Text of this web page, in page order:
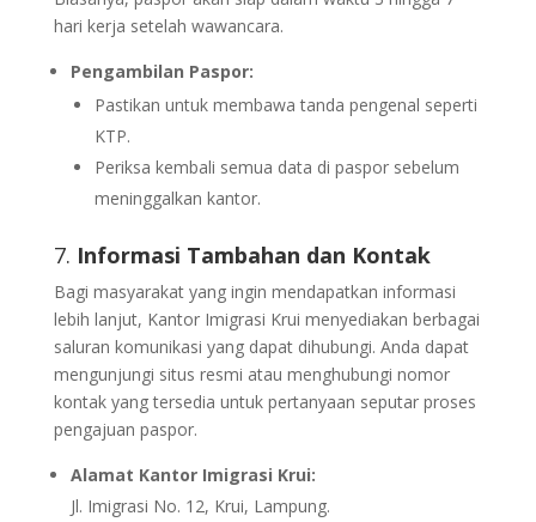
hari kerja setelah wawancara.
Pengambilan Paspor:
Pastikan untuk membawa tanda pengenal seperti
KTP.
Periksa kembali semua data di paspor sebelum
meninggalkan kantor.
7. Informasi Tambahan dan Kontak
Bagi masyarakat yang ingin mendapatkan informasi
lebih lanjut, Kantor Imigrasi Krui menyediakan berbagai
saluran komunikasi yang dapat dihubungi. Anda dapat
mengunjungi situs resmi atau menghubungi nomor
kontak yang tersedia untuk pertanyaan seputar proses
pengajuan paspor.
Alamat Kantor Imigrasi Krui:
Jl. Imigrasi No. 12, Krui, Lampung.